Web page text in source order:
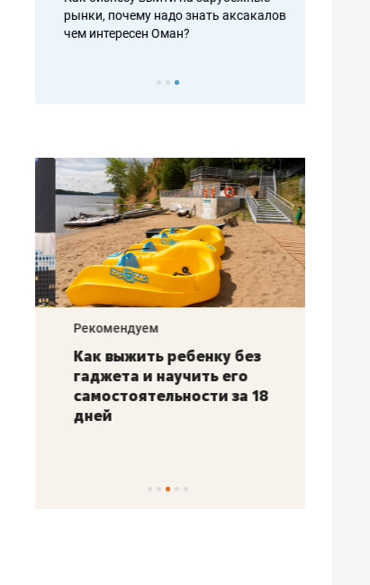
рынки, почему надо знать аксакалов и
чем интересен Оман?
Рекомендуем
Как выжить ребенку без
гаджета и научить его
самостоятельности за 18
дней